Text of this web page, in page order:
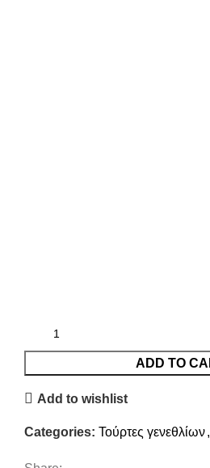
ADD TO
Add to wishlist
Categories: Τούρτες γενεθλίων,